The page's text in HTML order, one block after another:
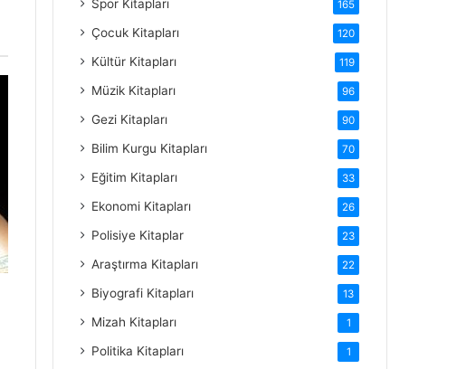
Spor Kitapları 165
Çocuk Kitapları 120
Kültür Kitapları 119
Müzik Kitapları 96
Gezi Kitapları 90
Bilim Kurgu Kitapları 70
Eğitim Kitapları 33
Ekonomi Kitapları 26
Polisiye Kitaplar 23
Araştırma Kitapları 22
Biyografi Kitapları 13
Mizah Kitapları 1
Politika Kitapları 1